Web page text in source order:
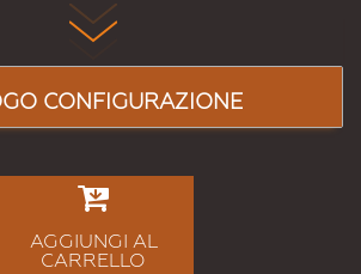
CONFIGURAZIONE
AGGIUNGI AL
CARRELLO